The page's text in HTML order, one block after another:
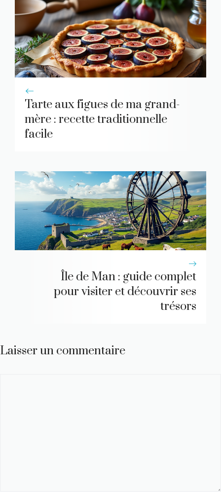
Tarte aux figues de ma grand-
mère : recette traditionnelle
facile
Île de Man : guide complet
pour visiter et découvrir ses
trésors
Laisser un commentaire